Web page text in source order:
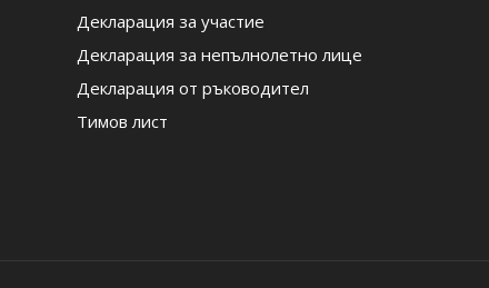
Декларация за участие
Декларация за непълнолетно лице
Декларация от ръководител
Тимов лист